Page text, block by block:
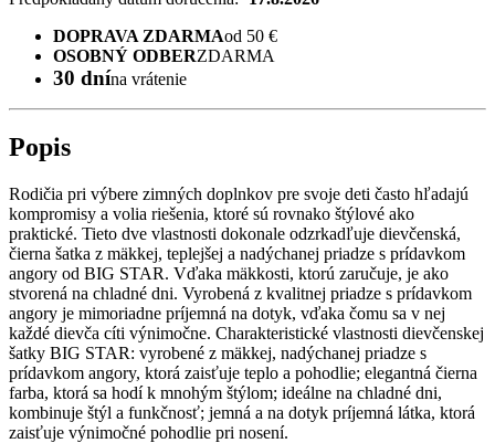
DOPRAVA ZDARMAod 50 €
OSOBNÝ ODBERZDARMA
30 dnína vrátenie
Popis
Rodičia pri výbere zimných doplnkov pre svoje deti často hľadajú
kompromisy a volia riešenia, ktoré sú rovnako štýlové ako
praktické. Tieto dve vlastnosti dokonale odzrkadľuje dievčenská,
čierna šatka z mäkkej, teplejšej a nadýchanej priadze s prídavkom
angory od BIG STAR. Vďaka mäkkosti, ktorú zaručuje, je ako
stvorená na chladné dni. Vyrobená z kvalitnej priadze s prídavkom
angory je mimoriadne príjemná na dotyk, vďaka čomu sa v nej
každé dievča cíti výnimočne. Charakteristické vlastnosti dievčenskej
šatky BIG STAR: vyrobené z mäkkej, nadýchanej priadze s
prídavkom angory, ktorá zaisťuje teplo a pohodlie; elegantná čierna
farba, ktorá sa hodí k mnohým štýlom; ideálne na chladné dni,
kombinuje štýl a funkčnosť; jemná a na dotyk príjemná látka, ktorá
zaisťuje výnimočné pohodlie pri nosení.